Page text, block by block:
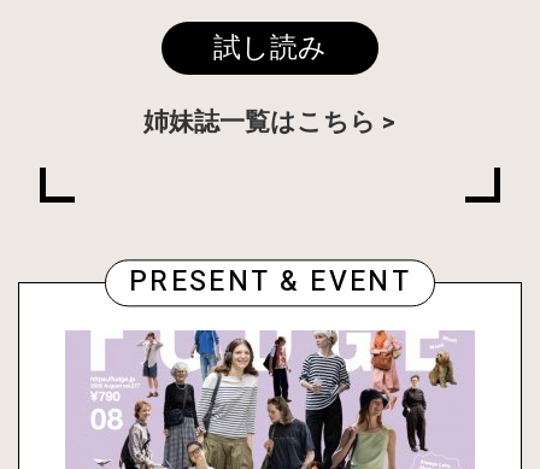
試し読み
姉妹誌一覧はこちら
PRESENT & EVENT